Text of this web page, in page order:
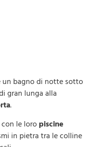
un bagno di notte sotto
gran lunga alla
.
le loro piscine
in pietra tra le colline